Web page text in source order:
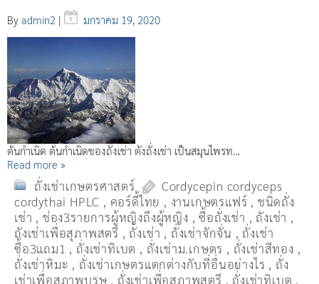
By admin2 | มกราคม 19, 2020
ต้นกำเนิด ต้นกำเนิดของถั่งเช่า ตังถั่งเช่า เป็นสมุนไพรท…
Read more »
ถั่งเช่าเกษตรศาสตร์
Cordycepin cordyceps
cordythai HPLC , คอร์ดี้ไทย , งานเกษตรแฟร์ , ชนิดถั่ง
เช่า , ช่อง3รายการผู้หญิงถึงผู้หญิง ,ซื้อถั่งเช่า , ถังเช่า ,
ถังเช่าเพื่อสุภาพสตรี , ถั่งเช่า , ถั่งเช่าจักจั่น , ถั่งเช่า
ซื้อ3แถม1 , ถั่งเช่าทิเบต , ถั่งเช่าม.เกษตร , ถั่งเช่าสีทอง ,
ถั่งเช่าหิมะ , ถั่งเช่าเกษตรแตกต่างกับที่อื่นอย่างไร , ถั่ง
เช่าเพื่อสุภาพบุรุษ , ถั่งเช่าเพื่อสุภาพสตรี , ถั่่งเช่าทิเบต ,